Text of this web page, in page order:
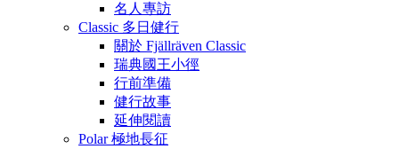
名人專訪
Classic 多日健行
關於 Fjällräven Classic
瑞典國王小徑
行前準備
健行故事
延伸閱讀
Polar 極地長征